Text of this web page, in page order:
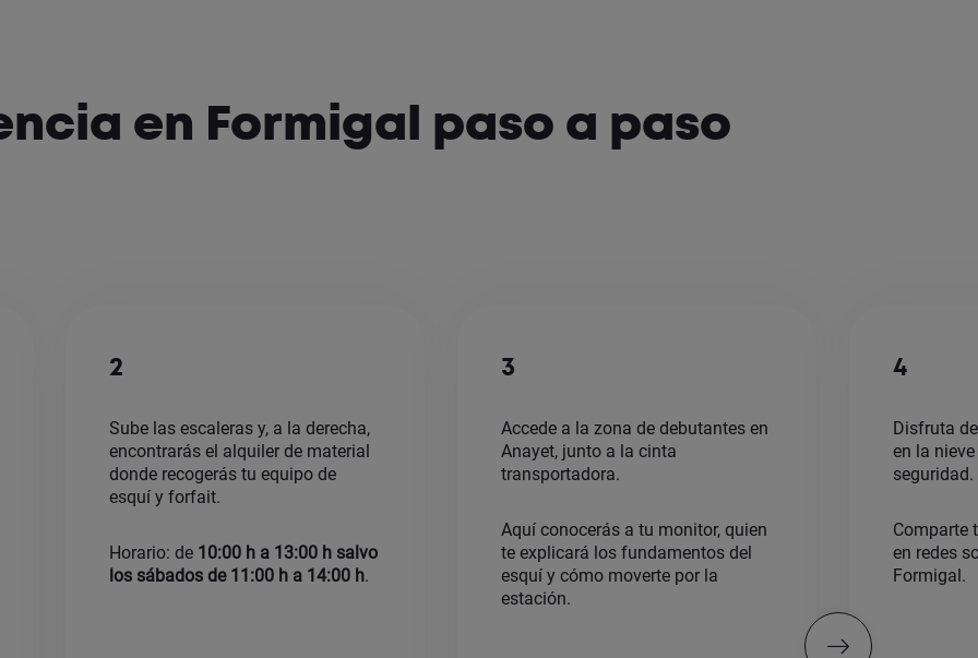
en Formigal paso a paso
2
Sube las escaleras y, a la derecha,
encontrarás el alquiler de material
donde recogerás tu equipo de
esquí y forfait.
Horario: de 10:00 h a 13:00 h salvo
los sábados de 11:00 h a 14:00 h.
3
Accede a la zona de debutantes en
Anayet, junto a la cinta
transportadora.
Aquí conocerás a tu monitor, quien
te explicará los fundamentos del
esquí y cómo moverte por la
estación.
4
Disfruta
en la
seguridad.
Comparte
en redes
Formigal.